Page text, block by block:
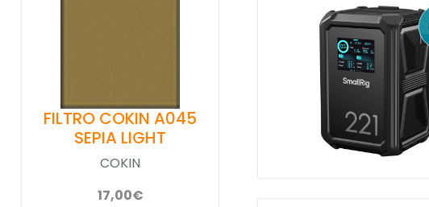
FILTRO COKIN A045
SEPIA LIGHT
COKIN
17,00€